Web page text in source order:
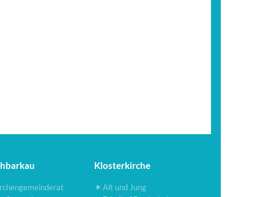
Klosterkirche
Alt und Jung